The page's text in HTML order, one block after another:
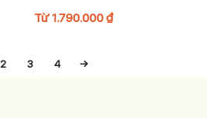
Từ1.790.000₫
2 3 4 →